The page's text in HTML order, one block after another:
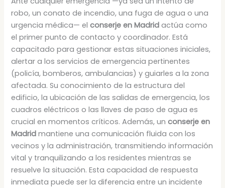
robo, un conato de incendio, una fuga de agua o una
urgencia médica— elconserje en Madrid actúa como
el primer punto de contacto y coordinador. Está
capacitado para gestionar estas situaciones iniciales,
alertar a los servicios de emergencia pertinentes
(policía, bomberos, ambulancias) y guiarles a la zona
afectada. Su conocimiento de la estructura del
edificio, la ubicación de las salidas de emergencia, los
cuadros eléctricos o las llaves de paso de agua es
crucial en momentos críticos. Además, unconserje en
Madrid mantiene una comunicación fluida con los
vecinos y la administración, transmitiendo información
vital y tranquilizando a los residentes mientras se
resuelve la situación. Esta capacidad de respuesta
inmediata puede ser la diferencia entre un incidente